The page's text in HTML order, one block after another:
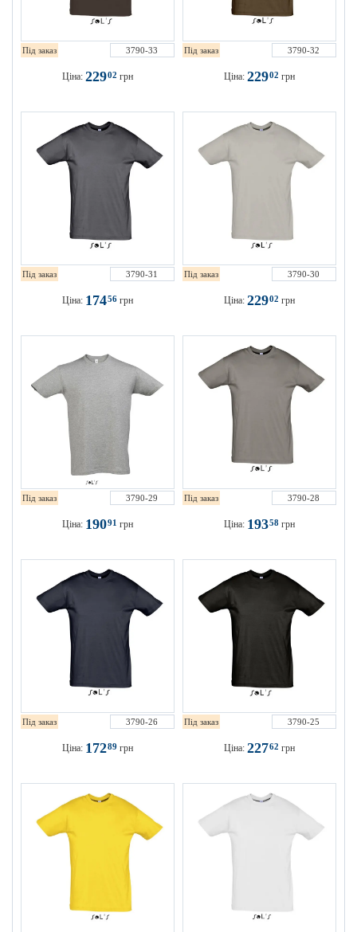
Під заказ 3790-33
Ціна: 22902 грн
Під заказ 3790-32
Ціна: 22902 грн
Під заказ 3790-31
Ціна: 17456 грн
Під заказ 3790-30
Ціна: 22902 грн
Під заказ 3790-29
Ціна: 19091 грн
Під заказ 3790-28
Ціна: 19358 грн
Під заказ 3790-26
Ціна: 17289 грн
Під заказ 3790-25
Ціна: 22762 грн